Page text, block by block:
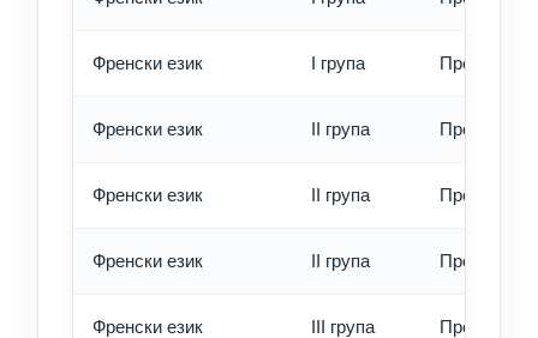
Френски език I група Превод -
Френски език II група Превод -
Френски език II група Превод -
Френски език II група Превод -
Френски език III група Превод -